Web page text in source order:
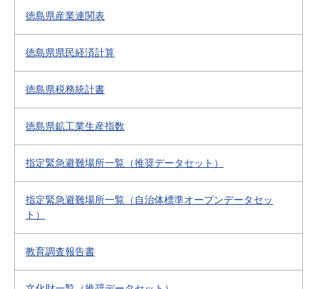
徳島県産業連関表
徳島県県民経済計算
徳島県税務統計書
徳島県鉱工業生産指数
指定緊急避難場所一覧（推奨データセット）
指定緊急避難場所一覧（自治体標準オープンデータセッ
ト）
教育調査報告書